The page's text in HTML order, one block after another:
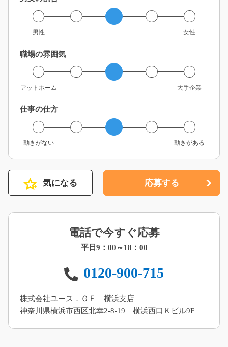
男性 女性
職場の雰囲気
アットホーム 大手企業
仕事の仕方
動きがない 動きがある
気になる 応募する
電話で今すぐ応募
平日9：00～18：00
0120-900-715
株式会社ユース．ＧＦ 横浜支店
神奈川県横浜市西区北幸2-8-19 横浜西口Ｋビル9F